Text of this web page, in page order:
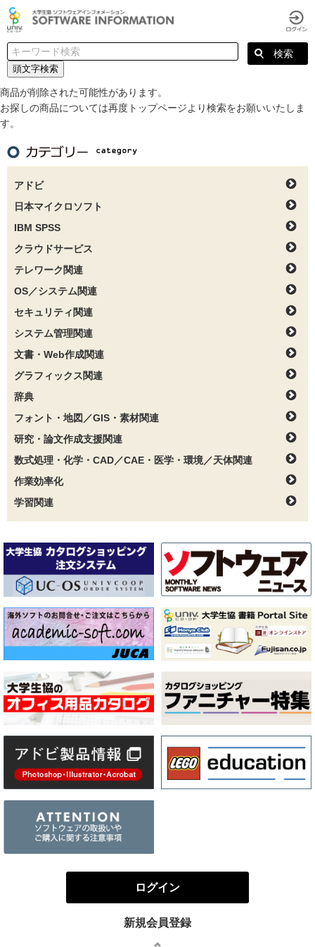
頭文字検索
商品が削除された可能性があります。
お探しの商品については再度トップページより検索をお願いいたしま
す。
アドビ
日本マイクロソフト
IBM SPSS
クラウドサービス
テレワーク関連
OS／システム関連
セキュリティ関連
システム管理関連
文書・Web作成関連
グラフィックス関連
辞典
フォント・地図／GIS・素材関連
研究・論文作成支援関連
数式処理・化学・CAD／CAE・医学・環境／天体関連
作業効率化
学習関連
ログイン
新規会員登録